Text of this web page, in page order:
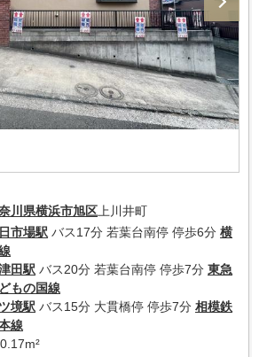
川県横浜市旭区 上川井町
市場駅 バス17分 若葉台南停 停歩6分 横
田駅 バス20分 若葉台南停 停歩7分 東急
もの国線
境駅 バス15分 大貫橋停 停歩7分 相模鉄
線